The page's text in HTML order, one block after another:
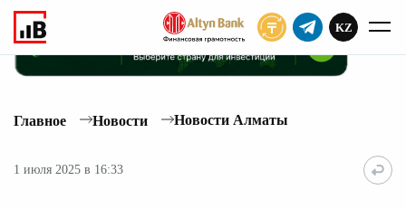
KZ
Главное Новости Новости Алматы
1 июля 2025 в 16:33